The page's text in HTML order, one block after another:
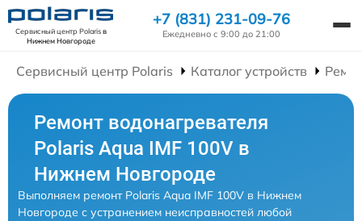
Сервисный центр Polarisв
Нижнем Новгороде
+7 (831) 231-09-76
Ежедневно с 9:00 до 21:00
Сервисный центр Polaris Каталог устройств
Ремонт водонагревателя
Polaris Aqua IMF 100V в
Нижнем Новгороде
Выполняем ремонт Polaris Aqua IMF 100V в Нижнем
Новгороде с устранением неисправностей любой